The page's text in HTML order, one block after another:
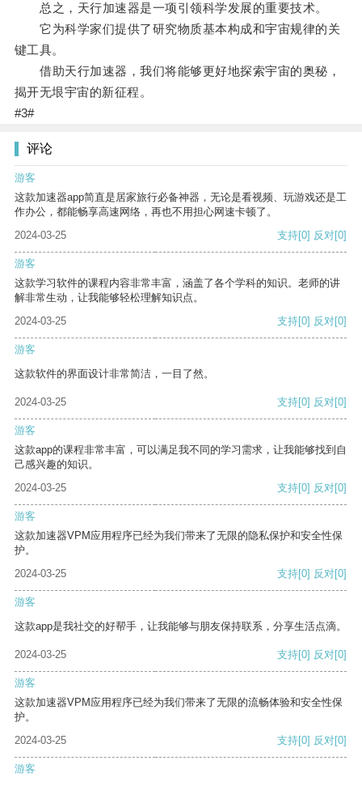
总之，天行加速器是一项引领科学发展的重要技术。
它为科学家们提供了研究物质基本构成和宇宙规律的关
键工具。
借助天行加速器，我们将能够更好地探索宇宙的奥秘，
揭开无垠宇宙的新征程。
#3#
评论
游客
这款加速器app简直是居家旅行必备神器，无论是看视频、玩游戏还是工
作办公，都能畅享高速网络，再也不用担心网速卡顿了。
2024-03-25
支持[0] 反对[0]
游客
这款学习软件的课程内容非常丰富，涵盖了各个学科的知识。老师的讲
解非常生动，让我能够轻松理解知识点。
2024-03-25
支持[0] 反对[0]
游客
这款软件的界面设计非常简洁，一目了然。
2024-03-25 支持[0] 反对[0]
游客
这款app的课程非常丰富，可以满足我不同的学习需求，让我能够找到自
己感兴趣的知识。
2024-03-25
支持[0] 反对[0]
游客
这款加速器VPM应用程序已经为我们带来了无限的隐私保护和安全性保
护。
2024-03-25
支持[0] 反对[0]
游客
这款app是我社交的好帮手，让我能够与朋友保持联系，分享生活点滴。
2024-03-25 支持[0] 反对[0]
游客
这款加速器VPM应用程序已经为我们带来了无限的流畅体验和安全性保
护。
2024-03-25
支持[0] 反对[0]
游客